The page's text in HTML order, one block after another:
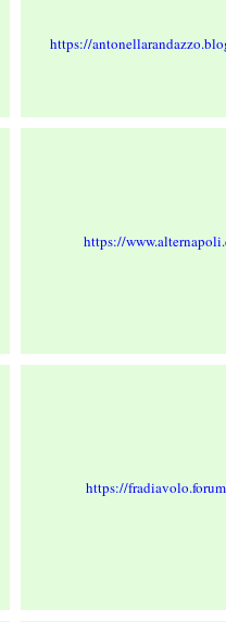
https://
https://
https://